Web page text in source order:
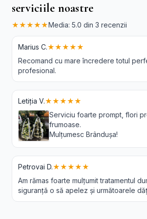
serviciile noastre
★★★★★Media: 5.0 din 3 recenzii
Marius C.★★★★★
Recomand cu mare încredere totul
profesional.
Letiția V.★★★★★
Serviciu foarte prompt, flori
frumoase.
Mulțumesc Brândușa!
Petrovai D.★★★★★
Am rămas foarte mulțumit tratamentul
siguranță o să apelez și următoarele